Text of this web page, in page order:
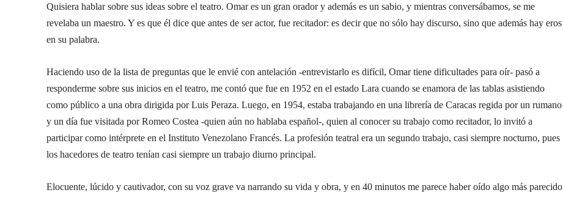
Quisiera hablar sobre sus ideas sobre el teatro. Omar es un gran orador y además es un sabio, y mientras conversábamos, se me
revelaba un maestro. Y es que él dice que antes de ser actor, fue recitador: es decir que no sólo hay discurso, sino que además hay eros
en su palabra.
Haciendo uso de la lista de preguntas que le envié con antelación -entrevistarlo es difícil, Omar tiene dificultades para oír- pasó a
responderme sobre sus inicios en el teatro, me contó que fue en 1952 en el estado Lara cuando se enamora de las tablas asistiendo
como público a una obra dirigida por Luis Peraza. Luego, en 1954, estaba trabajando en una librería de Caracas regida por un rumano
y un día fue visitada por Romeo Costea -quien aún no hablaba español-, quien al conocer su trabajo como recitador, lo invitó a
participar como intérprete en el Instituto Venezolano Francés. La profesión teatral era un segundo trabajo, casi siempre nocturno, pues
los hacedores de teatro tenían casi siempre un trabajo diurno principal.
Elocuente, lúcido y cautivador, con su voz grave va narrando su vida y obra, y en 40 minutos me parece haber oído algo más parecido